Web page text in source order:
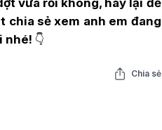
vừa rồi không, hay lại để
chia sẻ xem anh em đang
nhé! 👇
Chia sẻ